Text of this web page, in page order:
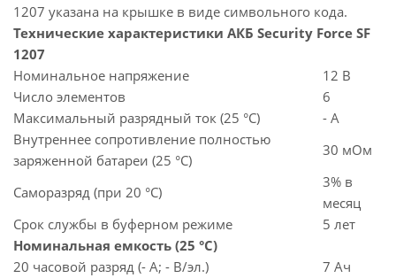
1207 указана на крышке в виде символьного кода.
Технические характеристики АКБ Security Force SF
1207
Номинальное напряжение
12 В
Число элементов
6
Максимальный разрядный ток (25 °С)
- А
Внутреннее сопротивление полностью
заряженной батареи (25 °С)
30 мОм
Саморазряд (при 20 °С)
3% в
месяц
Срок службы в буферном режиме
5 лет
Номинальная емкость (25 °С)
20 часовой разряд (- А; - В/эл.)
7 Ач